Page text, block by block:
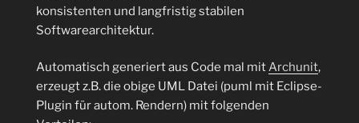
konsistenten und langfristig stabilen
Softwarearchitektur.
Automatisch generiert aus Code mal mitArchunit,
erzeugt z.B. die obige UML Datei (puml mit Eclipse-
Plugin für autom. Rendern) mit folgenden